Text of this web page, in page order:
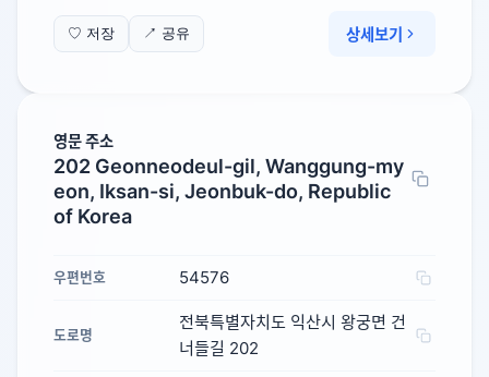
♡ 저장 ↗ 공유 상세보기
영문 주소
202 Geonneodeul-gil, Wanggung-my
eon, Iksan-si, Jeonbuk-do, Republic
of Korea
우편번호 54576
도로명
전북특별자치도 익산시 왕궁면 건
너들길 202